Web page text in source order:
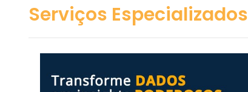
Serviços Especializados